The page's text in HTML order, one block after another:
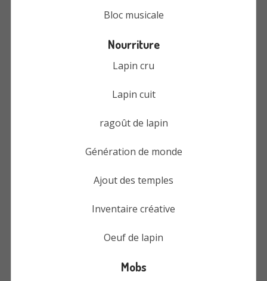
Bloc musicale
Nourriture
Lapin cru
Lapin cuit
ragoût de lapin
Génération de monde
Ajout des temples
Inventaire créative
Oeuf de lapin
Mobs